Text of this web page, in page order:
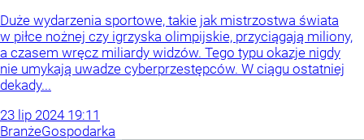
Duże wydarzenia sportowe, takie jak mistrzostwa świata
w piłce nożnej czy igrzyska olimpijskie, przyciągają miliony,
a czasem wręcz miliardy widzów. Tego typu okazje nigdy
nie umykają uwadze cyberprzestępców. W ciągu ostatniej
dekady...
23 lip 2024 19:11
BranżeGospodarka